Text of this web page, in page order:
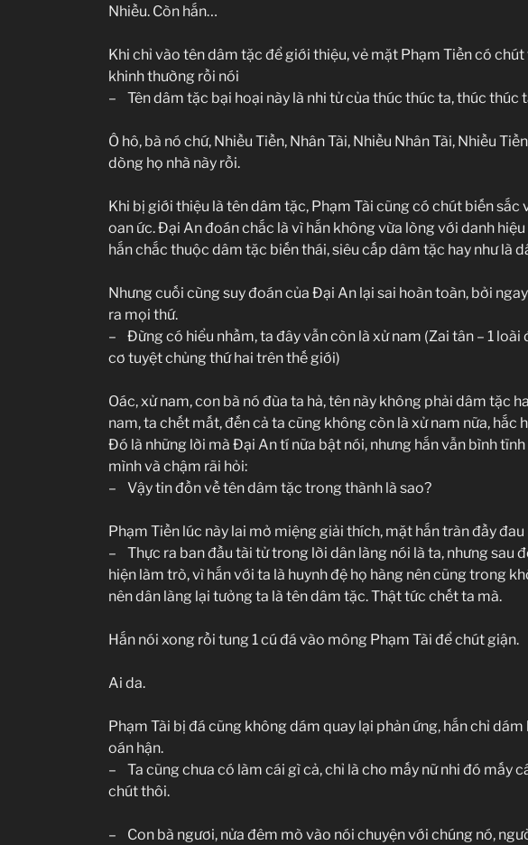
Nhiều. Còn hắn…
Khi chỉ vào tên dâm tặc để giới thiệu, vẻ mặt Phạm Tiền có
khinh thường rồi nói
– Tên dâm tặc bại hoại này là nhi tử của thúc thúc ta, thúc thúc
Ô hô, bà nó chứ, Nhiều Tiền, Nhân Tài, Nhiều Nhân Tài, Nhiều
dòng họ nhà này rồi.
Khi bị giới thiệu là tên dâm tặc, Phạm Tài cũng có chút biến sắc
oan ức. Đại An đoán chắc là vì hắn không vừa lòng với danh
hắn chắc thuộc dâm tặc biến thái, siêu cấp dâm tặc hay như là
Nhưng cuối cùng suy đoán của Đại An lại sai hoàn toàn, bởi
ra mọi thứ.
– Đừng có hiểu nhầm, ta đây vẫn còn là xử nam (Zai tân – 1
cơ tuyệt chủng thứ hai trên thế giới)
Oác, xử nam, con bà nó đùa ta hả, tên này không phải dâm tặc
nam, ta chết mất, đến cả ta cũng không còn là xử nam nữa, hắc
Đó là những lời mà Đại An tí nữa bật nói, nhưng hắn vẫn bình
mình và chậm rãi hỏi:
– Vậy tin đồn về tên dâm tặc trong thành là sao?
Phạm Tiền lúc này lai mở miệng giải thích, mặt hắn tràn đầy đau
– Thực ra ban đầu tài tử trong lời dân làng nói là ta, nhưng sau
hiện làm trò, vì hắn với ta là huynh đệ họ hàng nên cũng trong
nên dân làng lại tưởng ta là tên dâm tặc. Thật tức chết ta mà.
Hắn nói xong rồi tung 1 cú đá vào mông Phạm Tài để chút giận.
Ai da.
Phạm Tài bị đá cũng không dám quay lại phản ứng, hắn chỉ
oán hận.
– Ta cũng chưa có làm cái gì cả, chỉ là cho mấy nữ nhi đó mấy
chút thôi.
– Con bà ngươi, nửa đêm mò vào nói chuyện với chúng nó,